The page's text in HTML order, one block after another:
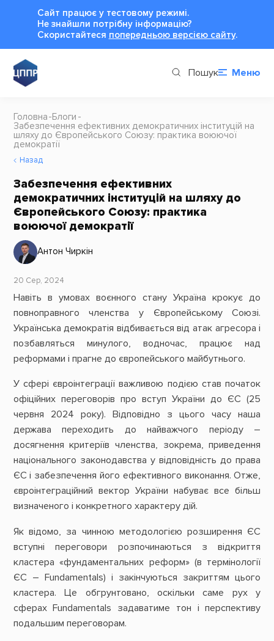
Сайт працює у тестовому режимі.
Не знайшли потрібну інформацію?
Cкористайтеся попередньою версією сайту.
Пошук Меню
Головна Блоги
Забезпечення ефективних демократичних інституцій на
шляху до Європейського Союзу: практика воюючої
демократії
Назад
Забезпечення ефективних
демократичних інституцій на шляху до
Європейського Союзу: практика
воюючої демократії
Антон Чиркін
20 Сер, 2024
Навіть в умовах воєнного стану Україна крокує до
повноправного членства у Європейському Союзі.
Українська демократія відбивається від атак агресора і
позбавляться минулого, водночас, працює над
реформами і прагне до європейського майбутнього.
У сфері євроінтеграції важливою подією став початок
офіційних переговорів про вступ України до ЄС (25
червня 2024 року). Відповідно з цього часу наша
держава переходить до найважчого періоду –
досягнення критеріїв членства, зокрема, приведення
національного законодавства у відповідність до права
ЄС і забезпечення його ефективного виконання. Отже,
євроінтеграційний вектор України набуває все більш
визначеного і конкретного характеру дій.
Як відомо, за чинною методологією розширення ЄС
вступні переговори розпочинаються з відкриття
кластера «фундаментальних реформ» (в термінології
ЄС – Fundamentals) і закінчуються закриттям цього
кластера. Це обгрунтовано, оскільки саме рух у
сферах Fundamentals задаватиме тон і перспективу
подальшим переговорам.